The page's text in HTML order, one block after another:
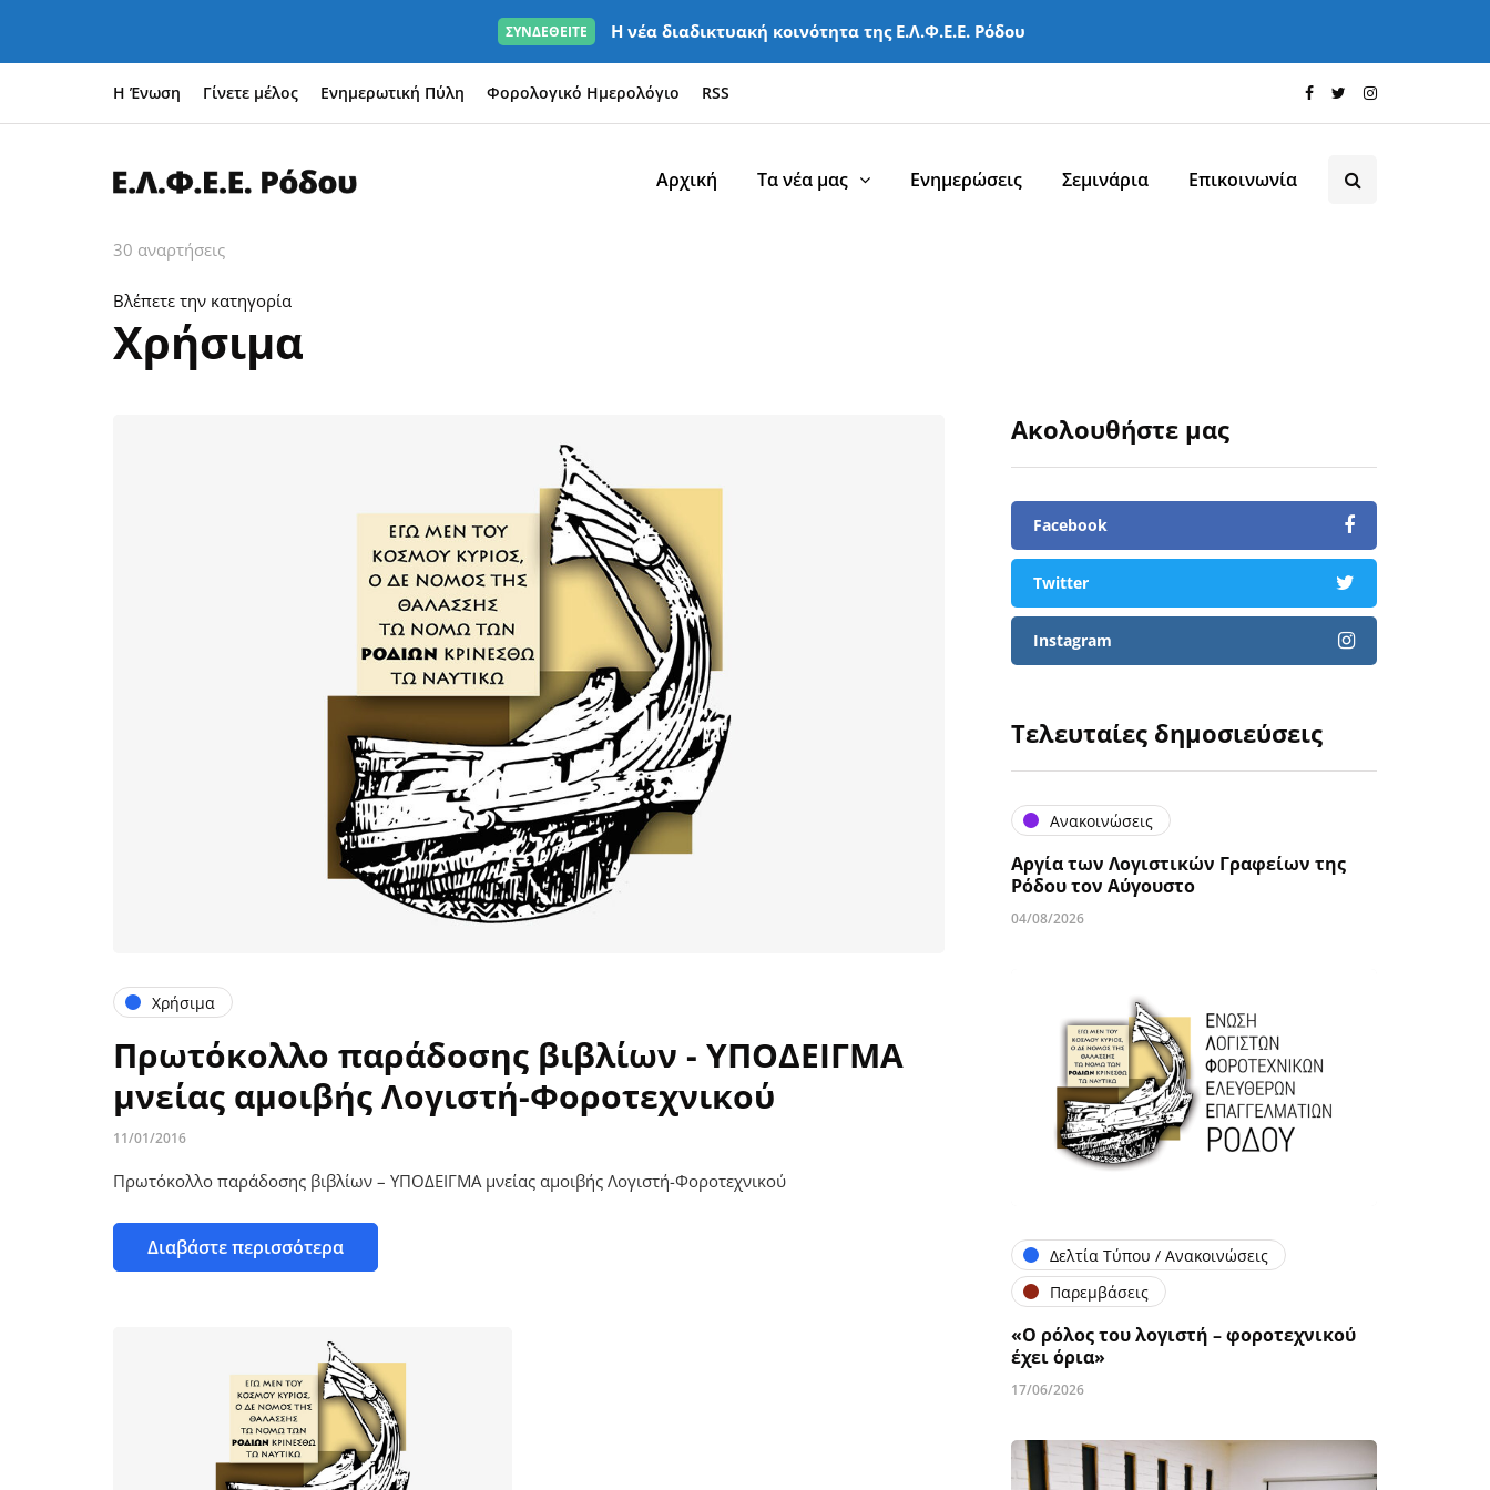
ΣΥΝΔΕΘΕΙΤΕ Η νέα διαδικτυακή κοινότητα της Ε.Λ.Φ.Ε.Ε. Ρόδου
Η Ένωση Γίνετε μέλος Ενημερωτική Πύλη Φορολογικό Ημερολόγιο RSS
Αρχική Τα νέα μας Ενημερώσεις Σεμινάρια Επικοινωνία
30 αναρτήσεις
Βλέπετε την κατηγορία
Χρήσιμα
Χρήσιμα
Πρωτόκολλο παράδοσης βιβλίων - ΥΠΟΔΕΙΓΜΑ
μνείας αμοιβής Λογιστή-Φοροτεχνικού
11/01/2016
Πρωτόκολλο παράδοσης βιβλίων – ΥΠΟΔΕΙΓΜΑ μνείας αμοιβής Λογιστή-Φοροτεχνικού
Διαβάστε περισσότερα
Ακολουθήστε μας
Facebook
Twitter
Instagram
Τελευταίες δημοσιεύσεις
Ανακοινώσεις
Αργία των Λογιστικών Γραφείων της
Ρόδου τον Αύγουστο
04/08/2026
Δελτία Τύπου / Ανακοινώσεις
Παρεμβάσεις
«Ο ρόλος του λογιστή – φοροτεχνικού
έχει όρια»
17/06/2026